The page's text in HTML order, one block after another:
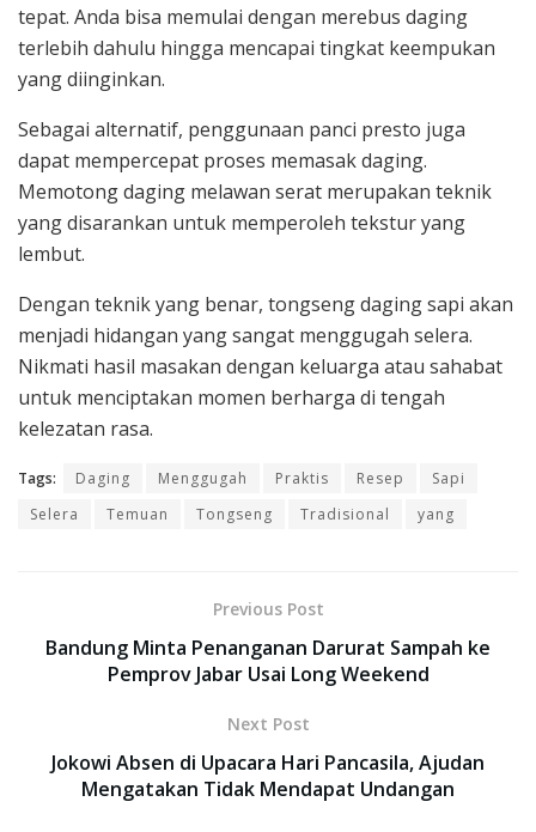
tepat. Anda bisa memulai dengan merebus daging
terlebih dahulu hingga mencapai tingkat keempukan
yang diinginkan.
Sebagai alternatif, penggunaan panci presto juga
dapat mempercepat proses memasak daging.
Memotong daging melawan serat merupakan teknik
yang disarankan untuk memperoleh tekstur yang
lembut.
Dengan teknik yang benar, tongseng daging sapi akan
menjadi hidangan yang sangat menggugah selera.
Nikmati hasil masakan dengan keluarga atau sahabat
untuk menciptakan momen berharga di tengah
kelezatan rasa.
Tags: Daging Menggugah Praktis Resep
Sapi
Selera
Temuan Tongseng Tradisional yang
Previous Post
Bandung Minta Penanganan Darurat Sampah ke
Pemprov Jabar Usai Long Weekend
Next Post
Jokowi Absen di Upacara Hari Pancasila, Ajudan
Mengatakan Tidak Mendapat Undangan